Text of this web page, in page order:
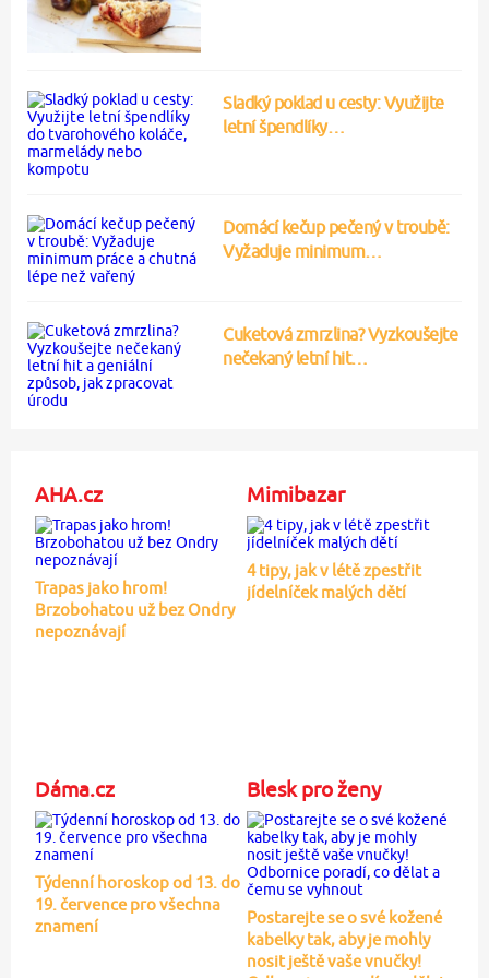
Sladký poklad u cesty: Využijte
letní špendlíky…
Domácí kečup pečený v troubě:
Vyžaduje minimum…
Cuketová zmrzlina? Vyzkoušejte
nečekaný letní hit…
AHA.cz
Trapas jako hrom!
Brzobohatou už bez Ondry
nepoznávají
Mimibazar
4 tipy, jak v létě zpestřit
jídelníček malých dětí
Dáma.cz
Týdenní horoskop od 13. do
19. července pro všechna
znamení
Blesk pro ženy
Postarejte se o své kožené
kabelky tak, aby je mohly
nosit ještě vaše vnučky!